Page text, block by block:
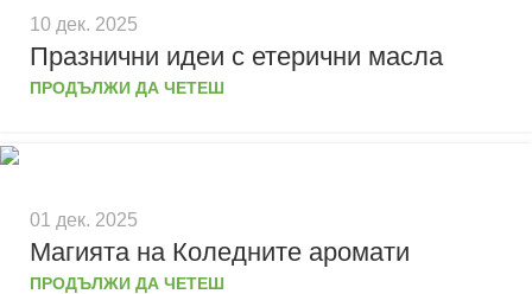
10 дек. 2025
Празнични идеи с етерични масла
ПРОДЪЛЖИ ДА ЧЕТЕШ
01 дек. 2025
Магията на Коледните аромати
ПРОДЪЛЖИ ДА ЧЕТЕШ